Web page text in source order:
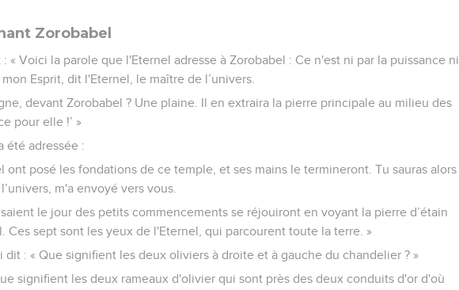
Zorobabel
: « Voici la parole que l'Eternel adresse à Zorobabel : Ce n'est ni par la puissance ni
Esprit, dit l'Eternel, le maître de l’univers.
devant Zorobabel ? Une plaine. Il en extraira la pierre principale au milieu des
pour elle !’ »
été adressée :
ont posé les fondations de ce temple, et ses mains le termineront. Tu sauras alors
m'a envoyé vers vous.
le jour des petits commencements se réjouiront en voyant la pierre d’étain
Ces sept sont les yeux de l'Eternel, qui parcourent toute la terre. »
dit : « Que signifient les deux oliviers à droite et à gauche du chandelier ? »
signifient les deux rameaux d'olivier qui sont près des deux conduits d'or d'où